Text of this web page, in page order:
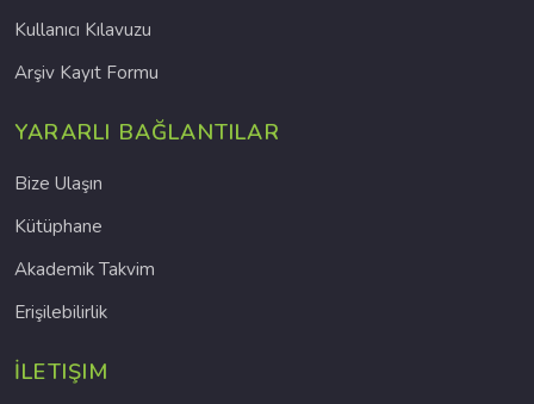
Kullanıcı Kılavuzu
Arşiv Kayıt Formu
YARARLI BAĞLANTILAR
Bize Ulaşın
Kütüphane
Akademik Takvim
Erişilebilirlik
İLETIŞIM